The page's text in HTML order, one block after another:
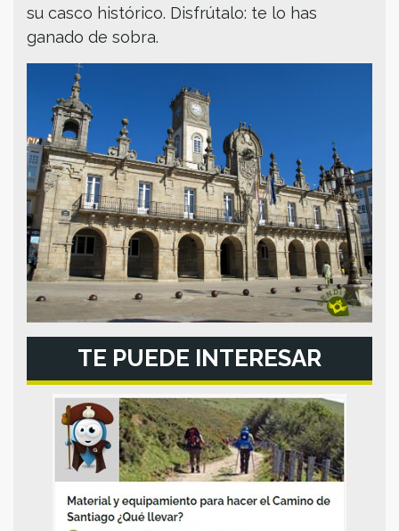
su casco histórico. Disfrútalo: te lo has
ganado de sobra.
TE PUEDE INTERESAR